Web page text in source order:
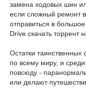
замена ходовых шин
если сложный ремонт
отправиться в
Drive скачать торрент
Остатки
по всему миру, и
повсюду -
или делают